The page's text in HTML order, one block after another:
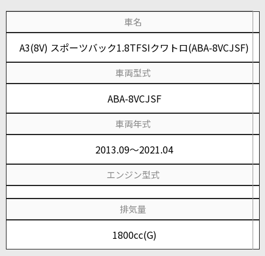
車名
A3(8V) スポーツバック1.8TFSIクワトロ(ABA-8VCJSF)
車両型式
ABA-8VCJSF
車両年式
2013.09～2021.04
エンジン型式
排気量
1800cc(G)